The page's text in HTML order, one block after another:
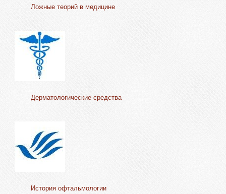
Ложные теорий в медицине
Дерматологические средства
История офтальмологии